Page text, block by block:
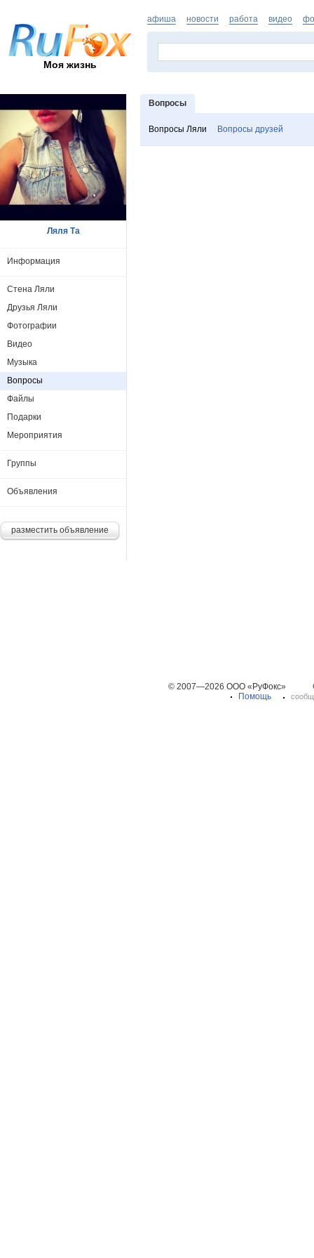
Моя жизнь
афиша новости работа видео
Вопросы
Вопросы Ляли Вопросы друзей
Ляля Та
Информация
Стена Ляли
Друзья Ляли
Фотографии
Видео
Музыка
Вопросы
Файлы
Подарки
Мероприятия
Группы
Объявления
разместить объявление
© 2007—2026 ООО «РуФокс»
Помощь